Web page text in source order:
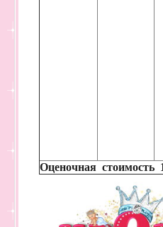
Оценочная стоимость